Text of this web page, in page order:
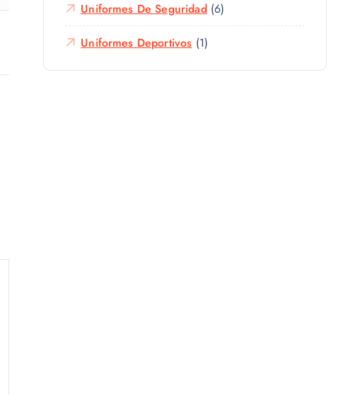
Uniformes De Seguridad(6)
Uniformes Deportivos (1)